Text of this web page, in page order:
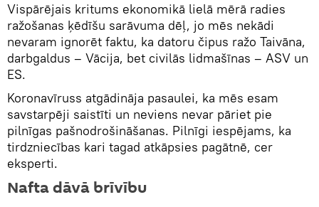
Vispārējais kritums ekonomikā lielā mērā radies
ražošanas ķēdīšu sarāvuma dēļ, jo mēs nekādi
nevaram ignorēt faktu, ka datoru čipus ražo Taivāna,
darbgaldus – Vācija, bet civilās lidmašīnas – ASV un
ES.
Koronavīruss atgādināja pasaulei, ka mēs esam
savstarpēji saistīti un neviens nevar pāriet pie
pilnīgas pašnodrošināšanas. Pilnīgi iespējams, ka
tirdzniecības kari tagad atkāpsies pagātnē, cer
eksperti.
Nafta dāvā brīvību